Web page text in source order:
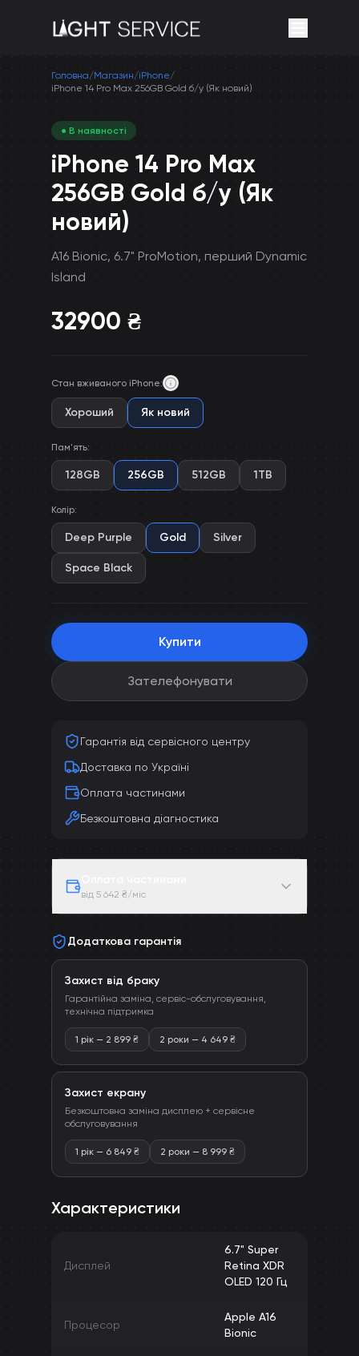
Головна/Магазин/iPhone/
iPhone 14 Pro Max 256GB Gold б/у (Як новий)
● В наявності
iPhone 14 Pro Max
256GB Gold б/у (Як
новий)
A16 Bionic, 6.7" ProMotion, перший Dynamic
Island
32900 ₴
Стан вживаного iPhone:
Хороший Як новий
Пам'ять:
128GB 256GB 512GB 1TB
Колір:
Deep Purple Gold Silver
Space Black
Купити
Зателефонувати
Гарантія від сервісного центру
Доставка по Україні
Оплата частинами
Безкоштовна діагностика
від 5 642 ₴/міс
Додаткова гарантія
Захист від браку
Гарантійна заміна, сервіс-обслуговування,
технічна підтримка
1 рік — 2 899 ₴ 2 роки — 4 649 ₴
Захист екрану
Безкоштовна заміна дисплею + сервісне
обслуговування
1 рік — 6 849 ₴ 2 роки — 8 999 ₴
Характеристики
Дисплей
6.7" Super
Retina XDR
OLED 120 Гц
Процесор
Apple A16
Bionic